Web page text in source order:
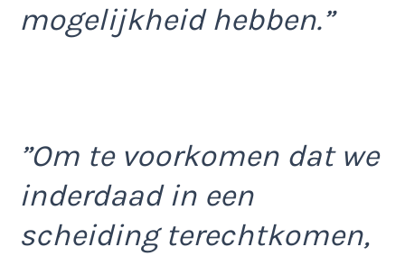
mogelijkheid hebben.”
”Om te voorkomen dat we
inderdaad in een
scheiding terechtkomen,